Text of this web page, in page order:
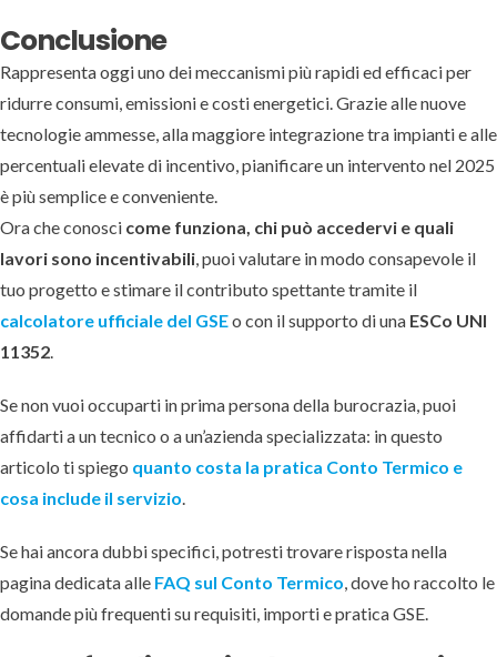
Conclusione
Rappresenta oggi uno dei meccanismi più rapidi ed efficaci per
ridurre consumi, emissioni e costi energetici. Grazie alle nuove
tecnologie ammesse, alla maggiore integrazione tra impianti e alle
percentuali elevate di incentivo, pianificare un intervento nel 2025
è più semplice e conveniente.
Ora che conosci come funziona, chi può accedervi e quali
lavori sono incentivabili, puoi valutare in modo consapevole il
tuo progetto e stimare il contributo spettante tramite il
calcolatore ufficiale del GSEo con il supporto di una ESCo UNI
11352.
Se non vuoi occuparti in prima persona della burocrazia, puoi
affidarti a un tecnico o a un’azienda specializzata: in questo
articolo ti spiego quanto costa la pratica Conto Termico e
cosa include il servizio.
Se hai ancora dubbi specifici, potresti trovare risposta nella
pagina dedicata alle FAQ sul Conto Termico, dove ho raccolto le
domande più frequenti su requisiti, importi e pratica GSE.